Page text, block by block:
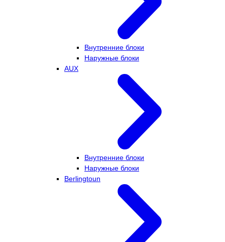
Внутренние блоки
Наружные блоки
AUX
Внутренние блоки
Наружные блоки
Berlingtoun